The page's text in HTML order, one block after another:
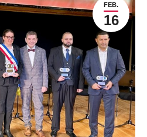
FEB.
16